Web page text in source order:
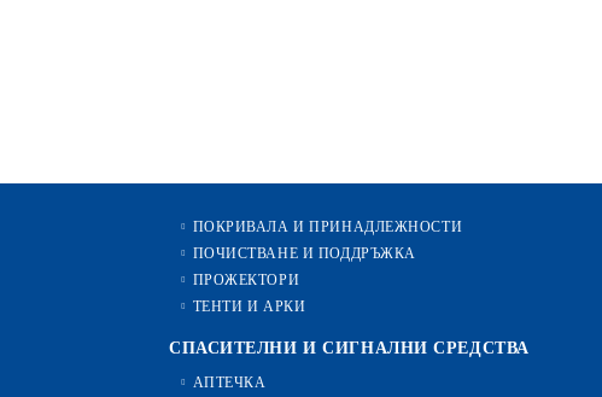
ПОКРИВАЛА И ПРИНАДЛЕЖНОСТИ
ПОЧИСТВАНЕ И ПОДДРЪЖКА
ПРОЖЕКТОРИ
ТЕНТИ И АРКИ
СПАСИТЕЛНИ И СИГНАЛНИ СРЕДСТВА
АПТЕЧКА